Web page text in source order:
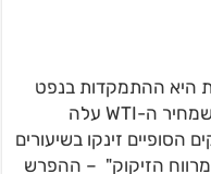
היא ההתמקדות בנפט
גולמי במקום במוצרים מזוקקים. בזמן שמחיר ה-WTI עלה
הסופיים זינקו בשיעורים
היא "מרווח הזיקוק" – ההפרש